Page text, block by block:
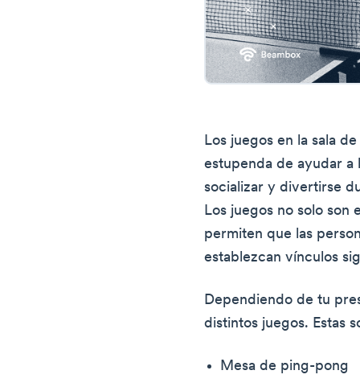
Los juegos en la sala
estupenda de ayudar a
socializar y divertirse
Los juegos no solo son
permiten que las
establezcan vínculos
Dependiendo de tu
distintos juegos. Estas
Mesa de ping-pong